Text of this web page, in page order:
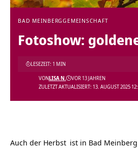
BAD MEINBERGGEMEINSCHAFT
Fotoshow:
ZULETZT AKTUALISIERT: 13. AUGUST 2025
VONLISA N. VOR 13 JAHREN
LESEZEIT: 1 MIN
Auch der Herbst ist in Bad Meinberg